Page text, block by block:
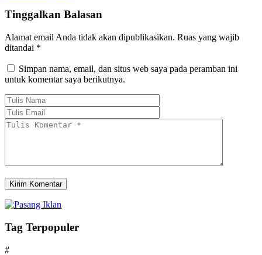
Tinggalkan Balasan
Alamat email Anda tidak akan dipublikasikan. Ruas yang wajib
ditandai *
Simpan nama, email, dan situs web saya pada peramban ini
untuk komentar saya berikutnya.
Tag Terpopuler
#